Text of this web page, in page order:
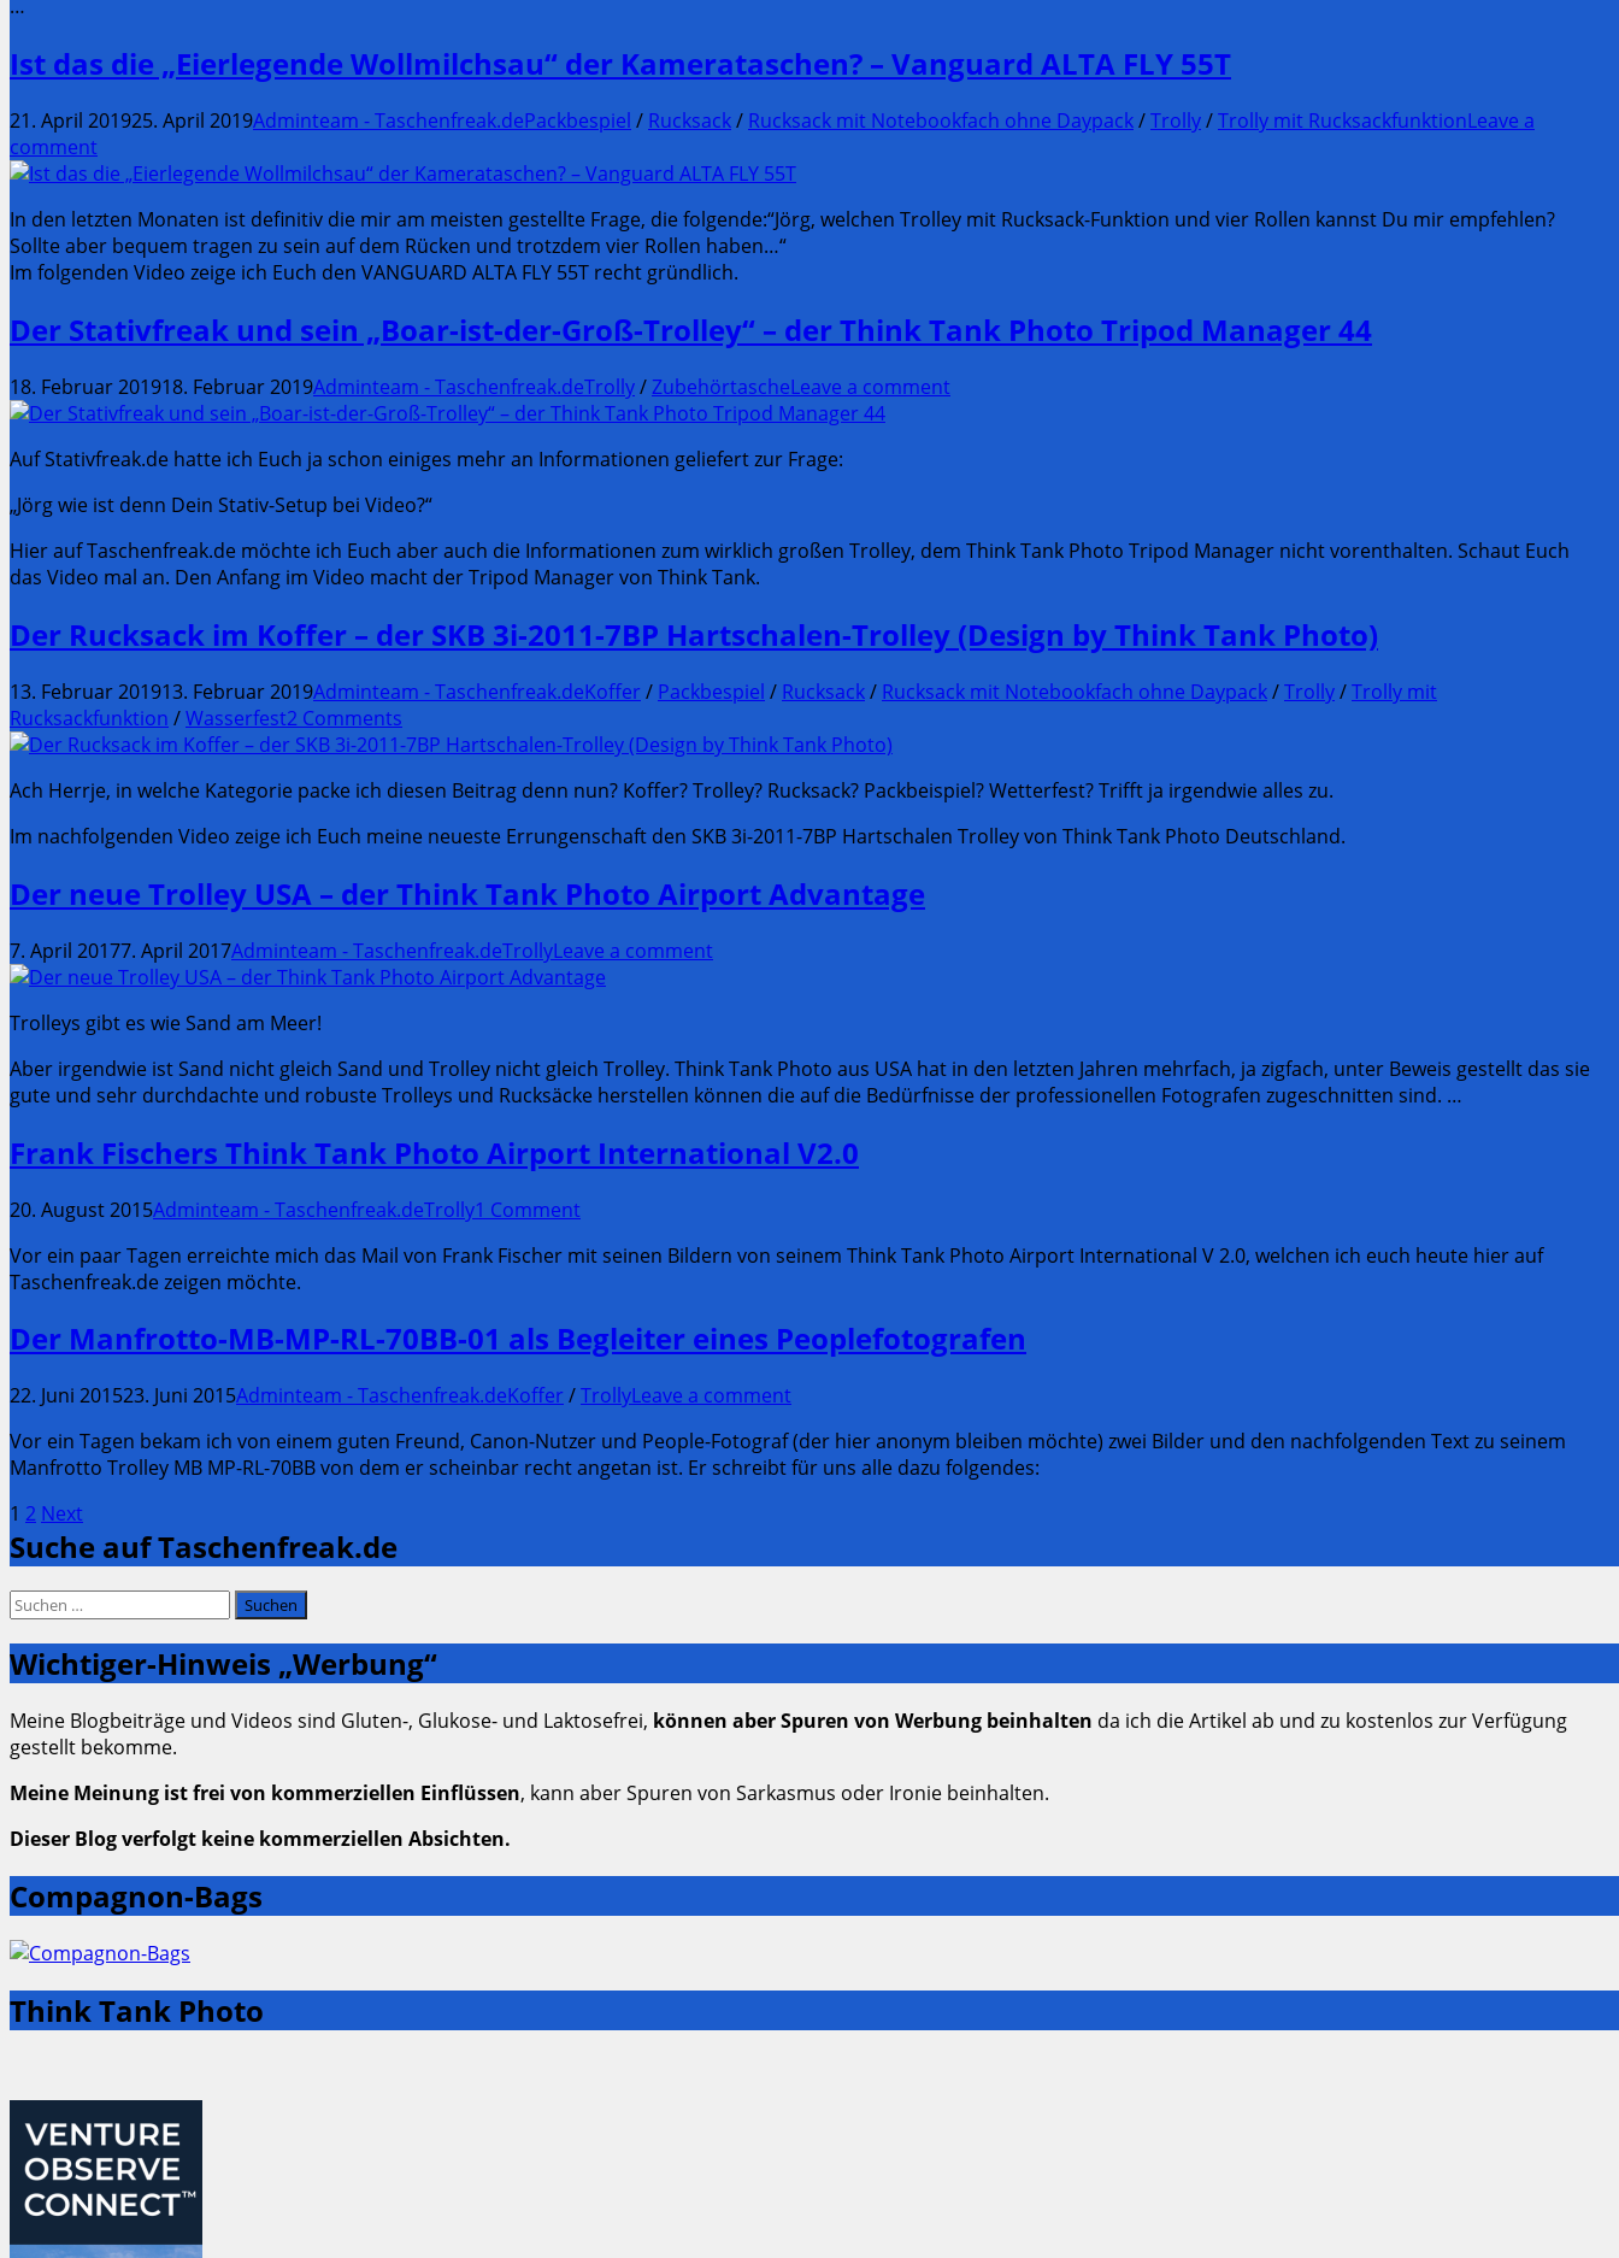
…
Ist das die „Eierlegende Wollmilchsau“ der Kamerataschen? – Vanguard ALTA FLY 55T
21. April 201925. April 2019Adminteam - Taschenfreak.dePackbespiel / Rucksack/ Rucksack mit Notebookfach ohne Daypack/Trolly/Trolly mit RucksackfunktionLeave a
comment
In den letzten Monaten ist definitiv die mir am meisten gestellte Frage, die folgende:“Jörg, welchen Trolley mit Rucksack-Funktion und vier Rollen kannst Du mir empfehlen?
Sollte aber bequem tragen zu sein auf dem Rücken und trotzdem vier Rollen haben…“
Im folgenden Video zeige ich Euch den VANGUARD ALTA FLY 55T recht gründlich.
Der Stativfreak und sein „Boar-ist-der-Groß-Trolley“ – der Think Tank Photo Tripod Manager 44
18. Februar 201918. Februar 2019Adminteam - Taschenfreak.deTrolly/ZubehörtascheLeave a comment
Auf Stativfreak.de hatte ich Euch ja schon einiges mehr an Informationen geliefert zur Frage:
„Jörg wie ist denn Dein Stativ-Setup bei Video?“
Hier auf Taschenfreak.de möchte ich Euch aber auch die Informationen zum wirklich großen Trolley, dem Think Tank Photo Tripod Manager nicht vorenthalten. Schaut Euch
das Video mal an. Den Anfang im Video macht der Tripod Manager von Think Tank.
Der Rucksack im Koffer – der SKB 3i-2011-7BP Hartschalen-Trolley (Design by Think Tank Photo)
13. Februar 201913. Februar 2019Adminteam - Taschenfreak.deKoffer / Packbespiel / Rucksack/ Rucksack mit Notebookfach ohne Daypack/Trolly/Trolly mit
Rucksackfunktion /Wasserfest2 Comments
Ach Herrje, in welche Kategorie packe ich diesen Beitrag denn nun? Koffer? Trolley? Rucksack? Packbeispiel? Wetterfest? Trifft ja irgendwie alles zu.
Im nachfolgenden Video zeige ich Euch meine neueste Errungenschaft den SKB 3i-2011-7BP Hartschalen Trolley von Think Tank Photo Deutschland.
Der neue Trolley USA – der Think Tank Photo Airport Advantage
7. April 20177. April 2017Adminteam - Taschenfreak.deTrollyLeave a comment
Trolleys gibt es wie Sand am Meer!
Aber irgendwie ist Sand nicht gleich Sand und Trolley nicht gleich Trolley. Think Tank Photo aus USA hat in den letzten Jahren mehrfach, ja zigfach, unter Beweis gestellt das sie
gute und sehr durchdachte und robuste Trolleys und Rucksäcke herstellen können die auf die Bedürfnisse der professionellen Fotografen zugeschnitten sind. …
Frank Fischers Think Tank Photo Airport International V2.0
20. August 2015Adminteam - Taschenfreak.deTrolly1 Comment
Vor ein paar Tagen erreichte mich das Mail von Frank Fischer mit seinen Bildern von seinem Think Tank Photo Airport International V 2.0, welchen ich euch heute hier auf
Taschenfreak.de zeigen möchte.
Der Manfrotto-MB-MP-RL-70BB-01 als Begleiter eines Peoplefotografen
22. Juni 201523. Juni 2015Adminteam - Taschenfreak.deKoffer /TrollyLeave a comment
Vor ein Tagen bekam ich von einem guten Freund, Canon-Nutzer und People-Fotograf (der hier anonym bleiben möchte) zwei Bilder und den nachfolgenden Text zu seinem
Manfrotto Trolley MB MP-RL-70BB von dem er scheinbar recht angetan ist. Er schreibt für uns alle dazu folgendes:
Seitennummerierung
der
Beiträge
Page
1 Page
2 Next
Suche auf Taschenfreak.de
Suchen
Wichtiger-Hinweis „Werbung“
Meine Blogbeiträge und Videos sind Gluten-, Glukose- und Laktosefrei, können aber Spuren von Werbung beinhalten da ich die Artikel ab und zu kostenlos zur Verfügung
gestellt bekomme.
Meine Meinung ist frei von kommerziellen Einflüssen, kann aber Spuren von Sarkasmus oder Ironie beinhalten.
Dieser Blog verfolgt keine kommerziellen Absichten.
Compagnon-Bags
Think Tank Photo